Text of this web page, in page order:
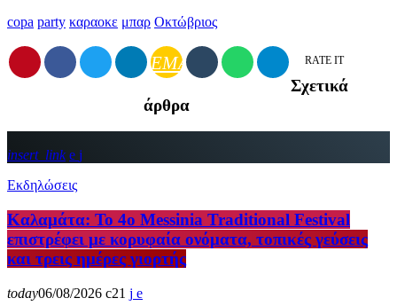
copa party καραοκε μπαρ Οκτώβριος
EMAIL RATE IT
Σχετικά
άρθρα
insert_link
Εκδηλώσεις
Καλαμάτα: Το 4ο Messinia Traditional Festival
επιστρέφει με κορυφαία ονόματα, τοπικές γεύσεις
και τρεις ημέρες γιορτής
today06/08/2026 21